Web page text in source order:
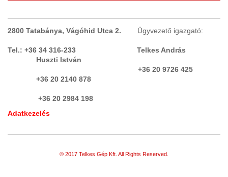
2800 Tatabánya, Vágóhid Utca 2. Ügyvezető igazgató:
Tel.: +36 34 316-233 Telkes András
Huszti István
+36 20 9726 425
+36 20 2140 878
+36 20 2984 198
Adatkezelés
© 2017 Telkes Gép Kft. All Rights Reserved.